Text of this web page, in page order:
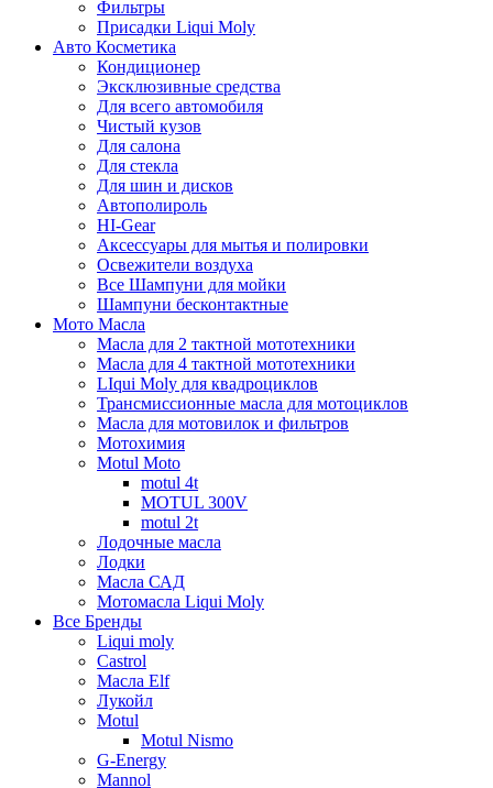
Фильтры
Присадки Liqui Moly
Авто Косметика
Кондиционер
Эксклюзивные средства
Для всего автомобиля
Чистый кузов
Для салона
Для стекла
Для шин и дисков
Автополироль
HI-Gear
Аксессуары для мытья и полировки
Освежители воздуха
Все Шампуни для мойки
Шампуни бесконтактные
Мото Масла
Масла для 2 тактной мототехники
Масла для 4 тактной мототехники
LIqui Moly для квадроциклов
Трансмиссионные масла для мотоциклов
Масла для мотовилок и фильтров
Мотохимия
Motul Moto
motul 4t
MOTUL 300V
motul 2t
Лодочные масла
Лодки
Масла САД
Мотомасла Liqui Moly
Все Бренды
Liqui moly
Castrol
Масла Elf
Лукойл
Motul
Motul Nismo
G-Energy
Mannol